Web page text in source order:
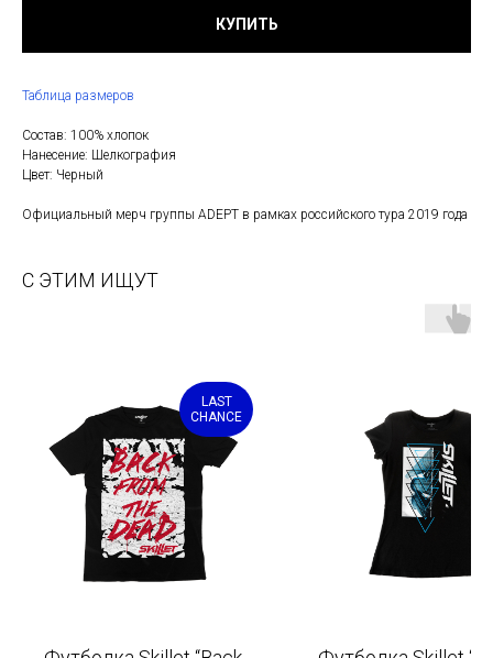
КУПИТЬ
Таблица размеров
Состав: 100% хлопок
Нанесение: Шелкография
Цвет: Черный
Официальный мерч группы ADEPT в рамках российского тура 2019 года
С ЭТИМ ИЩУТ
LAST
CHANCE